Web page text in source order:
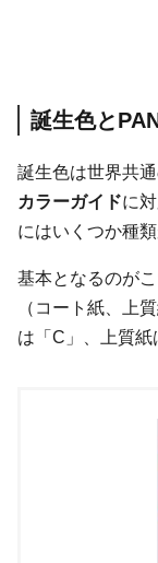
誕生色と
誕生色は世界共
カラーガイドに
にはいくつか種類
基本となるのが
（コート紙、上
は「C」、上質紙